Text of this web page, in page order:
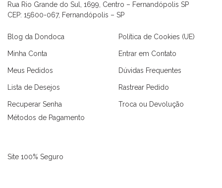
Rua Rio Grande do Sul, 1699, Centro – Fernandópolis SP
CEP: 15600-067, Fernandópolis – SP
Blog da Dondoca
Minha Conta
Meus Pedidos
Lista de Desejos
Recuperar Senha
Política de Cookies (UE)
Entrar em Contato
Dúvidas Frequentes
Rastrear Pedido
Troca ou Devolução
Métodos de Pagamento
Site 100% Seguro